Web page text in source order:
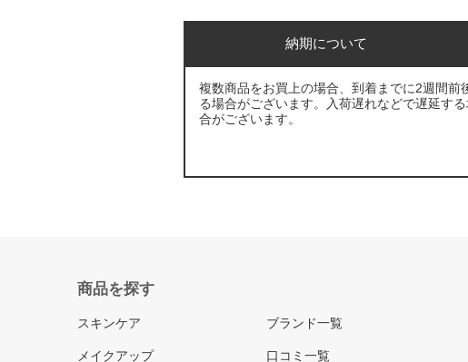
納期について
複数商品をお買上の場合、到着までに2週間
る場合がございます。入荷遅れなどで遅延す
合がございます。
商品を探す
スキンケア
メイクアップ
ブランド一覧
口コミ一覧